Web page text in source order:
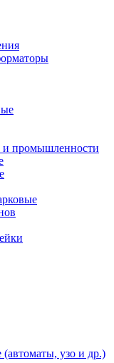
промышленности
(автоматы, узо и др.)